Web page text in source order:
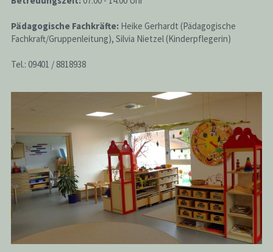
Pädagogische Fachkräfte: Heike Gerhardt (Pädagogische
Fachkraft/Gruppenleitung), Silvia Nietzel (Kinderpflegerin)
Tel.: 09401 / 8818938